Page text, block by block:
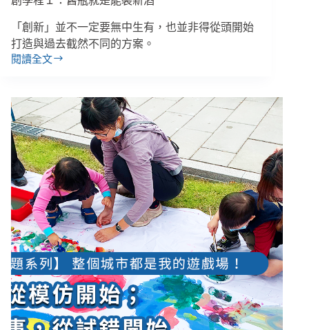
「創新」並不一定要無中生有，也並非得從頭開始
打造與過去截然不同的方案。
閱讀全文
成
創
新
從
面
對
問
題
開
始，
解
決
需
求
不
斷
試